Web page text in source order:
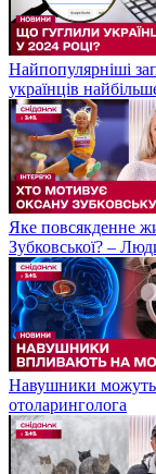
Найпопулярніші
українців
Яке повсякденне
Зубковської? –
Навушники можуть
отоларинголога